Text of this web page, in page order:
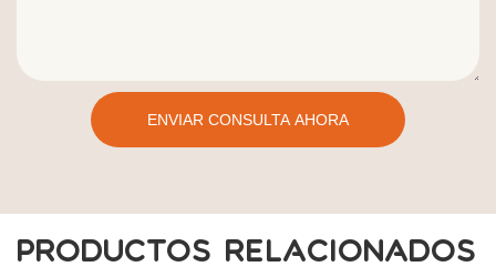
ENVIAR CONSULTA AHORA
PRODUCTOS RELACIONADOS